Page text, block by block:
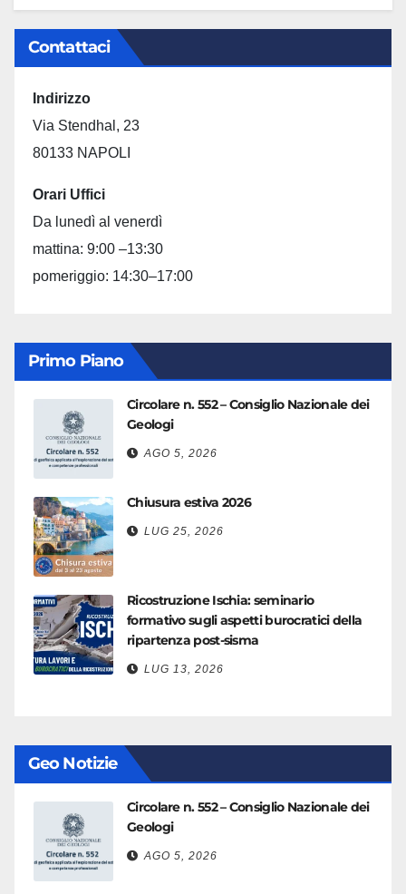
Contattaci
Indirizzo
Via Stendhal, 23
80133 NAPOLI
Orari Uffici
Da lunedì al venerdì
mattina: 9:00 –13:30
pomeriggio: 14:30–17:00
Primo Piano
Circolare n. 552 – Consiglio Nazionale dei
Geologi
AGO 5, 2026
Chiusura estiva 2026
LUG 25, 2026
Ricostruzione Ischia: seminario
formativo sugli aspetti burocratici della
ripartenza post-sisma
LUG 13, 2026
Geo Notizie
Circolare n. 552 – Consiglio Nazionale dei
Geologi
AGO 5, 2026